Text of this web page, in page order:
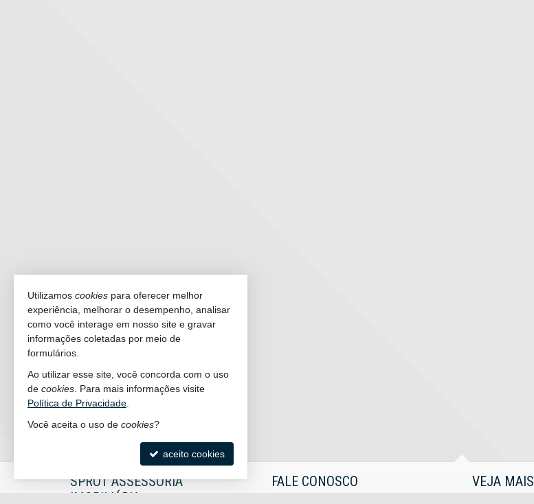
SPROT ASSESSORIA
IMOBILIÁRIA
FALE CONOSCO VEJA MAIS
Utilizamos cookies para oferecer melhor
experiência, melhorar o desempenho, analisar
como você interage em nosso site e gravar
informações coletadas por meio de
formulários.
Ao utilizar esse site, você concorda com o uso
de cookies . Para mais informações visite
Política de Privacidade
Você aceita o uso de cookies?
aceito cookies